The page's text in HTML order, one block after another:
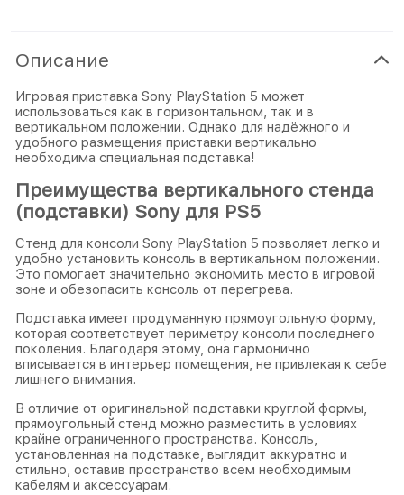
Описание
Игровая приставка Sony PlayStation 5 может
использоваться как в горизонтальном, так и в
вертикальном положении. Однако для надёжного и
удобного размещения приставки вертикально
необходима специальная подставка!
Преимущества вертикального стенда
(подставки) Sony для PS5
Стенд для консоли Sony PlayStation 5 позволяет легко и
удобно установить консоль в вертикальном положении.
Это помогает значительно экономить место в игровой
зоне и обезопасить консоль от перегрева.
Подставка имеет продуманную прямоугольную форму,
которая соответствует периметру консоли последнего
поколения. Благодаря этому, она гармонично
вписывается в интерьер помещения, не привлекая к себе
лишнего внимания.
В отличие от оригинальной подставки круглой формы,
прямоугольный стенд можно разместить в условиях
крайне ограниченного пространства. Консоль,
установленная на подставке, выглядит аккуратно и
стильно, оставив пространство всем необходимым
кабелям и аксессуарам.